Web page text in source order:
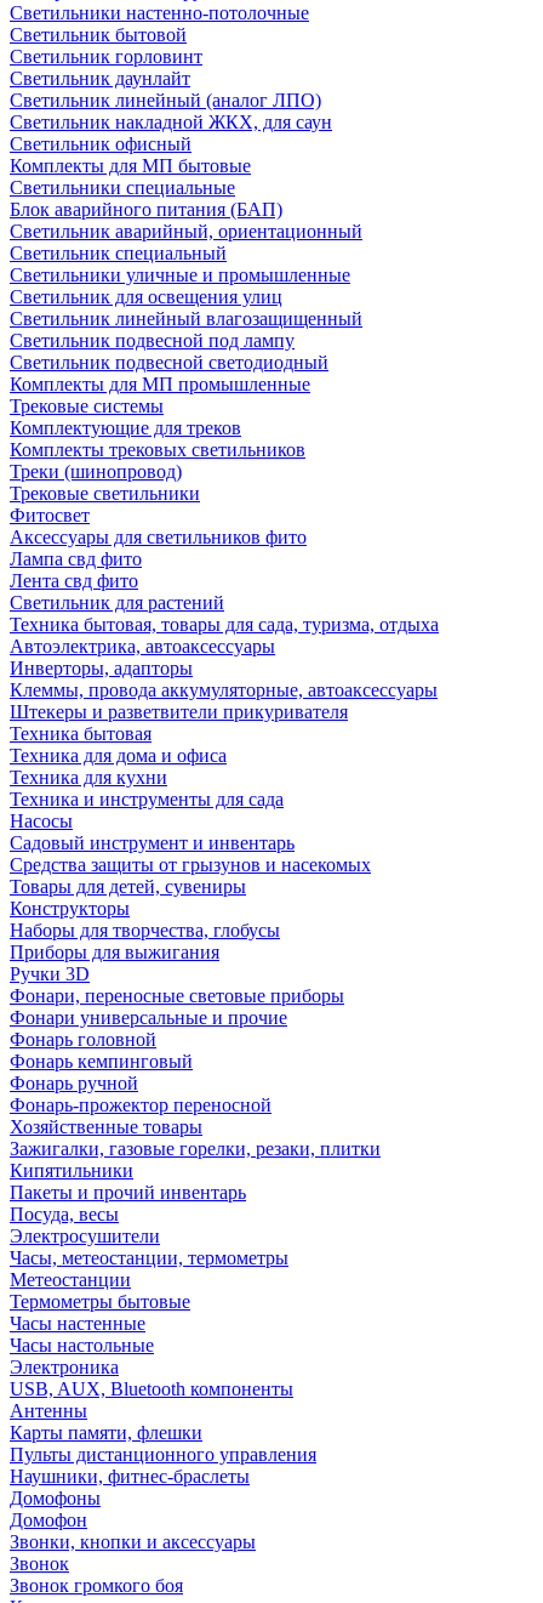
Светильники настенно-потолочные
Светильник бытовой
Светильник горловинт
Светильник даунлайт
Светильник линейный (аналог ЛПО)
Светильник накладной ЖКХ, для саун
Светильник офисный
Комплекты для МП бытовые
Светильники специальные
Блок аварийного питания (БАП)
Светильник аварийный, ориентационный
Светильник специальный
Светильники уличные и промышленные
Светильник для освещения улиц
Светильник линейный влагозащищенный
Светильник подвесной под лампу
Светильник подвесной светодиодный
Комплекты для МП промышленные
Трековые системы
Комплектующие для треков
Комплекты трековых светильников
Треки (шинопровод)
Трековые светильники
Фитосвет
Аксессуары для светильников фито
Лампа свд фито
Лента свд фито
Светильник для растений
Техника бытовая, товары для сада, туризма, отдыха
Автоэлектрика, автоаксессуары
Инверторы, адапторы
Клеммы, провода аккумуляторные, автоаксессуары
Штекеры и разветвители прикуривателя
Техника бытовая
Техника для дома и офиса
Техника для кухни
Техника и инструменты для сада
Насосы
Садовый инструмент и инвентарь
Средства защиты от грызунов и насекомых
Товары для детей, сувениры
Конструкторы
Наборы для творчества, глобусы
Приборы для выжигания
Ручки 3D
Фонари, переносные световые приборы
Фонари универсальные и прочие
Фонарь головной
Фонарь кемпинговый
Фонарь ручной
Фонарь-прожектор переносной
Хозяйственные товары
Зажигалки, газовые горелки, резаки, плитки
Кипятильники
Пакеты и прочий инвентарь
Посуда, весы
Электросушители
Часы, метеостанции, термометры
Метеостанции
Термометры бытовые
Часы настенные
Часы настольные
Электроника
USB, AUX, Bluetooth компоненты
Антенны
Карты памяти, флешки
Пульты дистанционного управления
Наушники, фитнес-браслеты
Домофоны
Домофон
Звонки, кнопки и аксессуары
Звонок
Звонок громкого боя